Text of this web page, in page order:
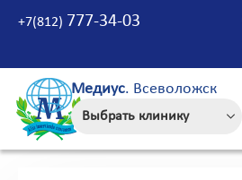
+7(812) 777-34-03
Медиус. Всеволожск